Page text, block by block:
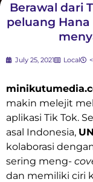
Berawal dari
peluang
July 25, 2021 Local
makin melejit
aplikasi Tik Tok.
asal Indonesia,
kolaborasi
sering meng-
dan memiliki ciri